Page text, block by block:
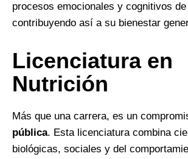
procesos emocionales y cognitivos
contribuyendo así a su bienestar
Licenciatura en
Nutrición
Más que una carrera, es un
pública. Esta licenciatura combina
biológicas, sociales y del